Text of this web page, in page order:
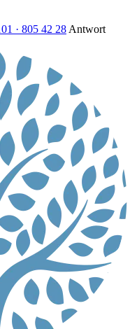
· 805 42 28 Antwort